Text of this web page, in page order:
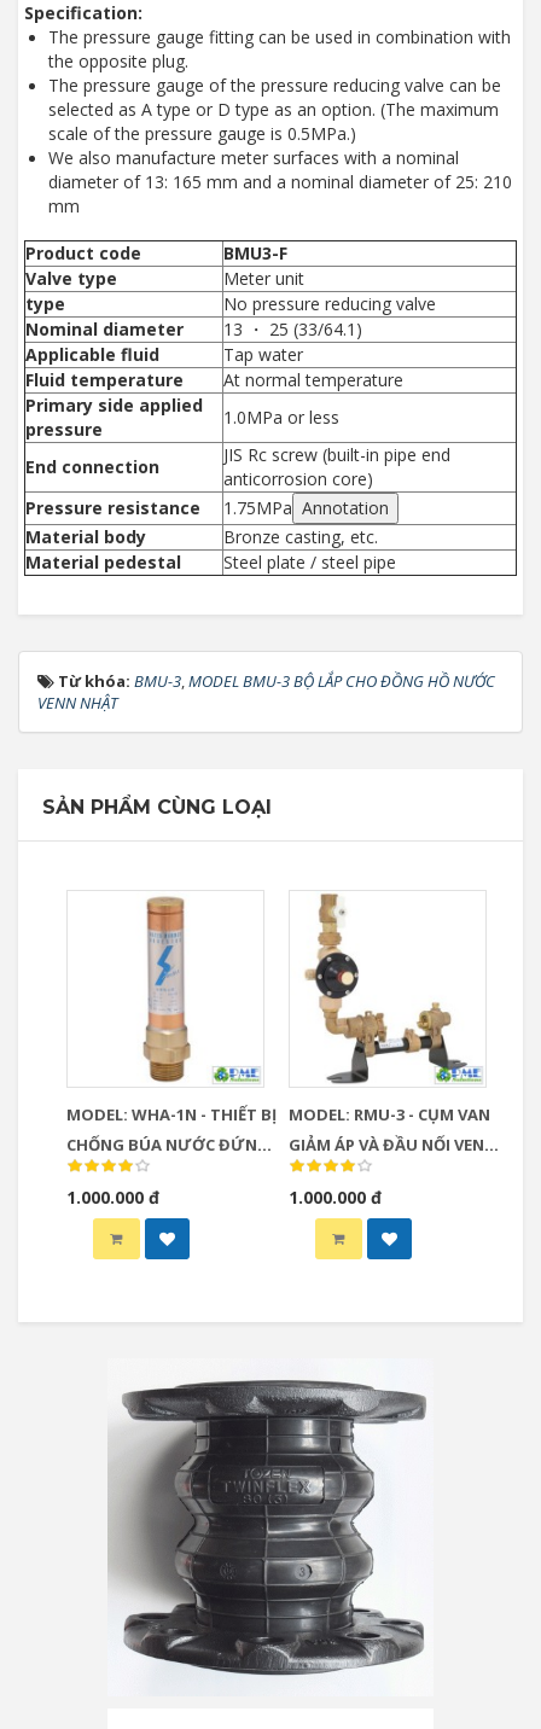
Specification:
The pressure gauge fitting can be used in combination with
the opposite plug.
The pressure gauge of the pressure reducing valve can be
selected as A type or D type as an option. (The maximum
scale of the pressure gauge is 0.5MPa.)
We also manufacture meter surfaces with a nominal
diameter of 13: 165 mm and a nominal diameter of 25: 210
mm
Product code
BMU3-F
Valve type
Meter unit
type
No pressure reducing valve
Nominal diameter
13 ・ 25 (33/64.1)
Applicable fluid
Tap water
Fluid temperature
At normal temperature
Primary side applied
pressure
1.0MPa or less
End connection
JIS Rc screw (built-in pipe end
anticorrosion core)
Pressure resistance
1.75MPa Annotation
Material body
Bronze casting, etc.
Material pedestal
Steel plate / steel pipe
Từ khóa: BMU-3,MODEL BMU-3 BỘ LẮP CHO ĐỒNG HỒ NƯỚC
VENN NHẬT
SẢN PHẨM CÙNG LOẠI
MODEL: WHA-1N - THIẾT BỊ
CHỐNG BÚA NƯỚC ĐỨNG
- VENN- NHẬT
1.000.000 đ
MODEL: RMU-3 - CỤM VAN
GIẢM ÁP VÀ ĐẦU NỐI VENN
NHẬT
1.000.000 đ